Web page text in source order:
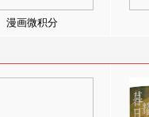
漫画微积分